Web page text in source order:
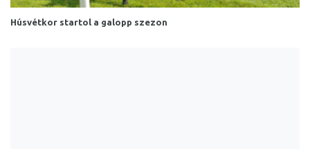
Húsvétkor startol a galopp szezon